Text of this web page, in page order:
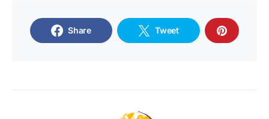
Share Tweet